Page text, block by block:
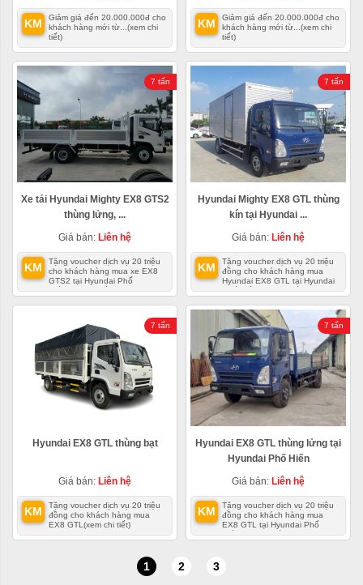
KM
Giảm giá đến 20.000.000đ cho
khách hàng mới từ... (xem chi
tiết)
KM
Giảm giá đến 20.000.000đ cho
khách hàng mới từ... (xem chi
tiết)
7 tấn
Xe tải Hyundai Mighty EX8 GTS2
thùng lửng, ...
Giá bán: Liên hệ
KM
Tặng voucher dịch vụ 20 triệu
cho khách hàng mua xe EX8
GTS2 tại Hyundai Phố
Hiến(xem chi tiết)
7 tấn
Hyundai Mighty EX8 GTL thùng
kín tại Hyundai ...
Giá bán: Liên hệ
KM
Tặng voucher dịch vụ 20 triệu
đồng cho khách hàng mua
Hyundai EX8 GTL tại Hyundai
Phố Hiến(xem chi tiết)
7 tấn
Hyundai EX8 GTL thùng bạt
Giá bán: Liên hệ
KM
Tặng voucher dịch vụ 20 triệu
đồng cho khách hàng mua
EX8 GTL (xem chi tiết)
7 tấn
Hyundai EX8 GTL thùng lửng tại
Hyundai Phố Hiến
Giá bán: Liên hệ
KM
Tặng voucher dịch vụ 20 triệu
đồng cho khách hàng mua
EX8 GTL tại Hyundai Phố
Hiến(xem chi tiết)
1 2 3